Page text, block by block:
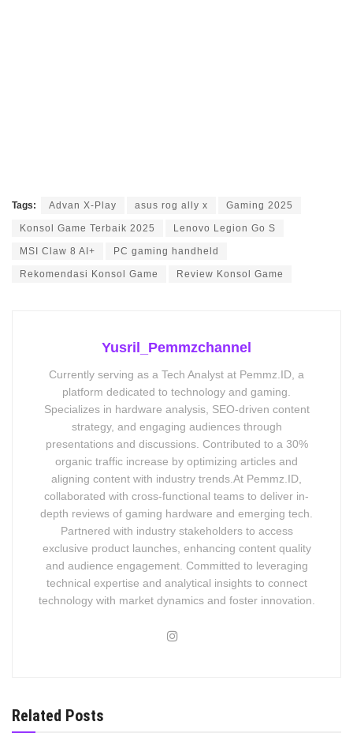
Tags: Advan X-Play asus rog ally x Gaming 2025
Konsol Game Terbaik 2025 Lenovo Legion Go S
MSI Claw 8 AI+ PC gaming handheld
Rekomendasi Konsol Game Review Konsol Game
Yusril_Pemmzchannel
Currently serving as a Tech Analyst at Pemmz.ID, a
platform dedicated to technology and gaming.
Specializes in hardware analysis, SEO-driven content
strategy, and engaging audiences through
presentations and discussions. Contributed to a 30%
organic traffic increase by optimizing articles and
aligning content with industry trends.At Pemmz.ID,
collaborated with cross-functional teams to deliver in-
depth reviews of gaming hardware and emerging tech.
Partnered with industry stakeholders to access
exclusive product launches, enhancing content quality
and audience engagement. Committed to leveraging
technical expertise and analytical insights to connect
technology with market dynamics and foster innovation.
Related Posts